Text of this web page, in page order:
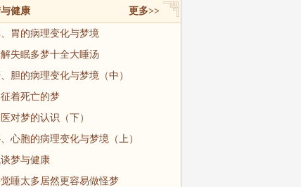
更多>>
健康
胃的病理变化与梦境
失眠多梦十全大睡汤
胆的病理变化与梦境（中）
着死亡的梦
对梦的认识（下）
心胞的病理变化与梦境（上）
梦与健康
睡太多居然更容易做怪梦